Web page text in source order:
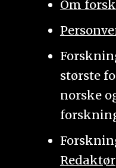
Om
største
norske